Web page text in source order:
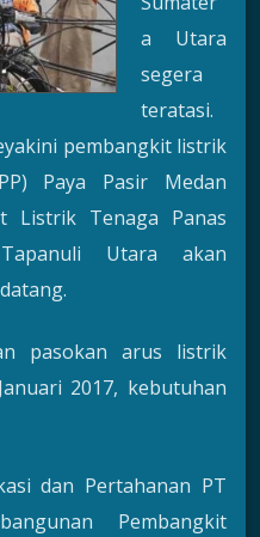
a Utara
segera
teratasi.
pembangkit listrik
Paya Pasir Medan
Listrik Tenaga Panas
Utara akan
pasokan arus listrik
2017, kebutuhan
dan Pertahanan PT
Pembangkit